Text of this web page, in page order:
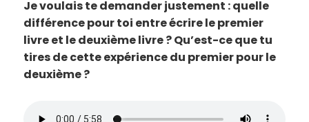
Je voulais te demander justement : quelle
différence pour toi entre écrire le premier
livre et le deuxième livre ? Qu’est-ce que tu
tires de cette expérience du premier pour le
deuxième ?